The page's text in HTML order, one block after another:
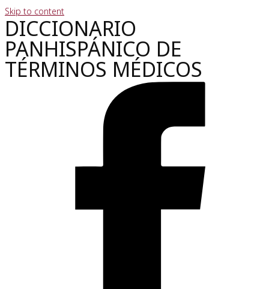
Skip to content
DICCIONARIO
PANHISPÁNICO DE
TÉRMINOS MÉDICOS